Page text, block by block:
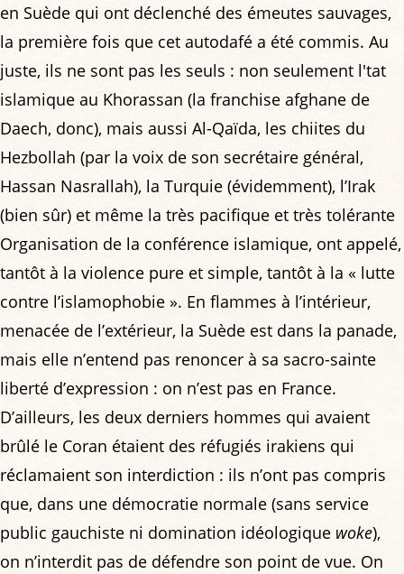
en Suède qui ont déclenché des émeutes sauvages,
la première fois que cet autodafé a été commis. Au
juste, ils ne sont pas les seuls : non seulement l'tat
islamique au Khorassan (la franchise afghane de
Daech, donc), mais aussi Al-Qaïda, les chiites du
Hezbollah (par la voix de son secrétaire général,
Hassan Nasrallah), la Turquie (évidemment), l’Irak
(bien sûr) et même la très pacifique et très tolérante
Organisation de la conférence islamique, ont appelé,
tantôt à la violence pure et simple, tantôt à la « lutte
contre l’islamophobie ». En flammes à l’intérieur,
menacée de l’extérieur, la Suède est dans la panade,
mais elle n’entend pas renoncer à sa sacro-sainte
liberté d’expression : on n’est pas en France.
D’ailleurs, les deux derniers hommes qui avaient
brûlé le Coran étaient des réfugiés irakiens qui
réclamaient son interdiction : ils n’ont pas compris
que, dans une démocratie normale (sans service
public gauchiste ni domination idéologique woke),
on n’interdit pas de défendre son point de vue. On